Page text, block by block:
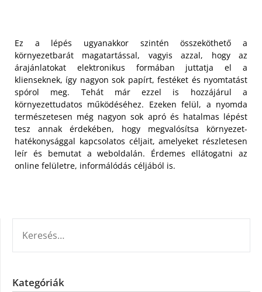
Ez a lépés ugyanakkor szintén összeköthető a
környezetbarát magatartással, vagyis azzal, hogy az
árajánlatokat elektronikus formában juttatja el a
klienseknek, így nagyon sok papírt, festéket és nyomtatást
spórol meg. Tehát már ezzel is hozzájárul a
környezettudatos működéséhez. Ezeken felül, a nyomda
természetesen még nagyon sok apró és hatalmas lépést
tesz annak érdekében, hogy megvalósítsa környezet-
hatékonysággal kapcsolatos céljait, amelyeket részletesen
leír és bemutat a weboldalán. Érdemes ellátogatni az
online felületre, informálódás céljából is.
Kategóriák